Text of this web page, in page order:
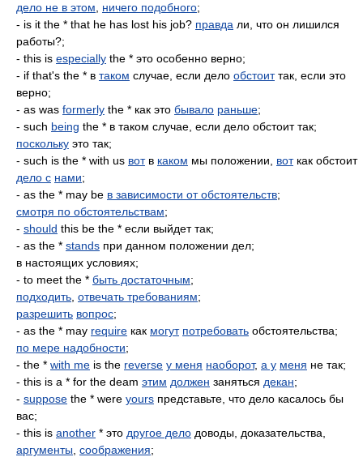
дело не в этом
ничего подобного;
- is it the * that he has lost his job? правда ли, что он лишился
работы?;
- this is especially the * это особенно верно;
- if that's the * в таком случае, если дело обстоиттак, если это
верно;
- as was formerly the * как это бывало раньше;
- such being the * в таком случае, если дело обстоит так;
поскольку это так;
- such is the * with us вотв каком мы положении, воткак обстоит
дело с нами;
- as the * may be в зависимости от обстоятельств;
смотря по обстоятельствам;
- should this be the * если выйдет так;
- as the * stands при данном положении дел;
в настоящих условиях;
- to meet the * быть достаточным;
подходить отвечать требованиям;
разрешить вопрос;
- as the * may require как могут потребовать обстоятельства;
по мере надобности;
- the * with me is the reverse у меня наоборот, а у меня не так;
- this is a * for the deam этим должен заняться декан;
- suppose the * were yours представьте, что дело касалось бы
вас;
- this is another * это другое дело доводы, доказательства,
аргументы соображения;